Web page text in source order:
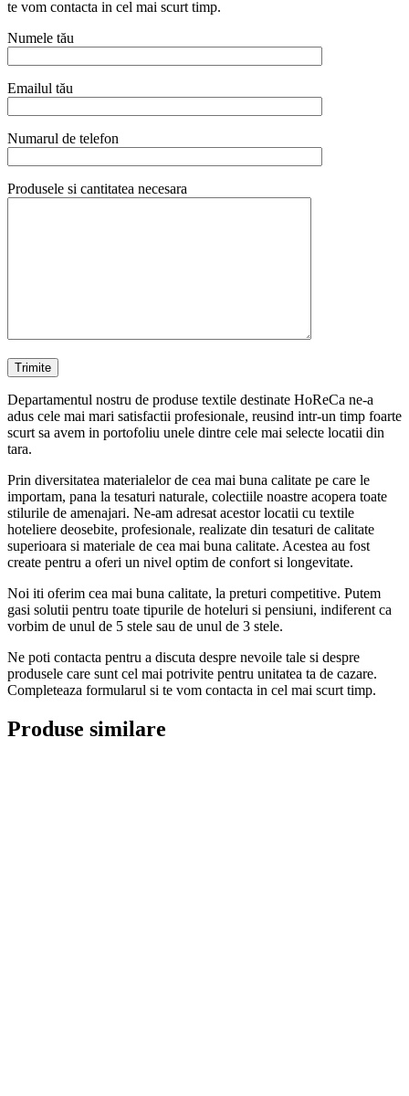
te vom contacta in cel mai scurt timp.
Numele tău
Emailul tău
Numarul de telefon
Produsele si cantitatea necesara
Departamentul nostru de produse textile destinate HoReCa ne-a
adus cele mai mari satisfactii profesionale, reusind intr-un timp foarte
scurt sa avem in portofoliu unele dintre cele mai selecte locatii din
tara.
Prin diversitatea materialelor de cea mai buna calitate pe care le
importam, pana la tesaturi naturale, colectiile noastre acopera toate
stilurile de amenajari. Ne-am adresat acestor locatii cu textile
hoteliere deosebite, profesionale, realizate din tesaturi de calitate
superioara si materiale de cea mai buna calitate. Acestea au fost
create pentru a oferi un nivel optim de confort si longevitate.
Noi iti oferim cea mai buna calitate, la preturi competitive. Putem
gasi solutii pentru toate tipurile de hoteluri si pensiuni, indiferent ca
vorbim de unul de 5 stele sau de unul de 3 stele.
Ne poti contacta pentru a discuta despre nevoile tale si despre
produsele care sunt cel mai potrivite pentru unitatea ta de cazare.
Completeaza formularul si te vom contacta in cel mai scurt timp.
Produse similare